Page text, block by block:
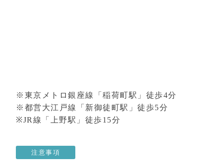
※東京メトロ銀座線「稲荷町駅」徒歩4分
※都営大江戸線「新御徒町駅」徒歩5分
※JR線「上野駅」徒歩15分
注意事項